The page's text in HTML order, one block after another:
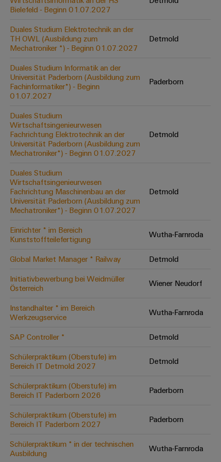
Abwasseraufbereitung
für
die
Wasser-
Abwasserindustrie
Wasserstoff
Wasserstoff
Schlüsseltechnologie
für
die
Energiewende
Effizienter
Betrieb
von
Windparks
Werkzeuge
Automaten
Software
Markierer
Industriedrucker
Cabinet
Infrastructure
Assemblierungsservice
Bestückte
Klemmenleisten
Modifizierte
und
bestückte
Kundenspezifische
Kabelkonfektionierung
Praxisnahe
Unsere Neuheiten
im Bereich
Bielefeld - Beginn 01.07.2027
Duales Studium Elektrotechnik an der
TH OWL (Ausbildung zum
Mechatroniker *) - Beginn 01.07.2027
Detmold
Duales Studium Informatik an der
Universität Paderborn (Ausbildung zum
Fachinformatiker*) - Beginn
01.07.2027
Paderborn
Duales Studium
Wirtschaftsingenieurwesen
Fachrichtung Elektrotechnik an der
Universität Paderborn (Ausbildung zum
Mechatroniker*) - Beginn 01.07.2027
Detmold
Duales Studium
Wirtschaftsingenieurwesen
Fachrichtung Maschinenbau an der
Universität Paderborn (Ausbildung zum
Mechatroniker*) - Beginn 01.07.2027
Detmold
Einrichter * im Bereich
Kunststoffteilefertigung
Wutha-Farnroda
Global Market Manager * Railway
Detmold
Initiativbewerbung bei Weidmüller
Österreich
Wiener Neudorf
Instandhalter * im Bereich
Werkzeugservice
Wutha-Farnroda
SAP Controller *
Detmold
Schülerpraktikum (Oberstufe) im
Bereich IT Detmold 2027
Detmold
Schülerpraktikum (Oberstufe) im
Bereich IT Paderborn 2026
Paderborn
Schülerpraktikum (Oberstufe) im
Bereich IT Paderborn 2027
Paderborn
Schülerpraktikum * in der technischen
Ausbildung
Wutha-Farnroda